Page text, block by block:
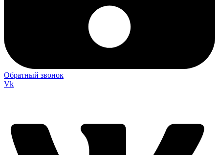
Обратный звонок
Vk